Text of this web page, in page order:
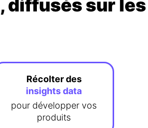
, diffusés sur les
Récolter des
insights data
pour développer vos
produits